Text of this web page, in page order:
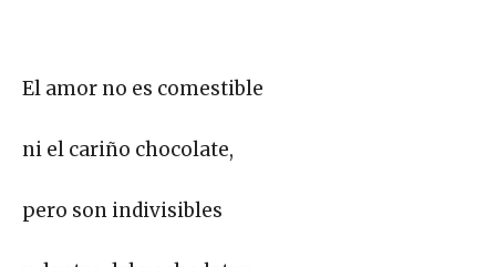
El amor no es comestible
ni el cariño chocolate,
pero son indivisibles